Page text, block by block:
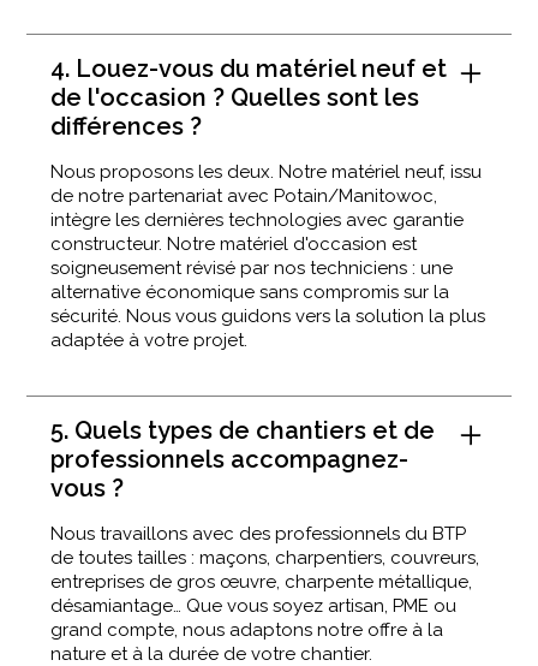
4. Louez-vous du matériel neuf et
de l'occasion ? Quelles sont les
différences ?
Nous proposons les deux. Notre matériel neuf, issu
de notre partenariat avec Potain/Manitowoc,
intègre les dernières technologies avec garantie
constructeur. Notre matériel d'occasion est
soigneusement révisé par nos techniciens : une
alternative économique sans compromis sur la
sécurité. Nous vous guidons vers la solution la plus
adaptée à votre projet.
5. Quels types de chantiers et de
professionnels accompagnez-
vous ?
Nous travaillons avec des professionnels du BTP
de toutes tailles : maçons, charpentiers, couvreurs,
entreprises de gros œuvre, charpente métallique,
désamiantage… Que vous soyez artisan, PME ou
grand compte, nous adaptons notre offre à la
nature et à la durée de votre chantier.